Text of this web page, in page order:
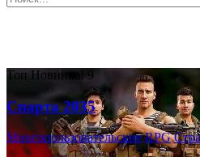
Топ Новинка! 9
Спарта 2035
Многопользовательские RPG